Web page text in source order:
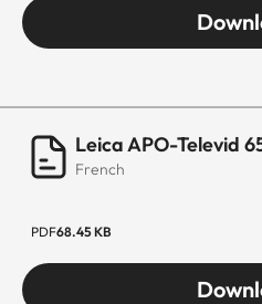
Leica APO-Televid
French
PDF68.45 KB